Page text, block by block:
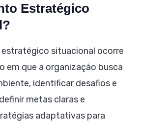
Estratégico
situacional ocorre
em que a organização busca
identificar desafios e
metas claras e
adaptativas para